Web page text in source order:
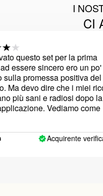
I
CI
questo set per la prima
sincero ero un po'
promessa positiva del
devo dire che i miei ricci
sani e radiosi dopo la
Vediamo come si
Acquirente verificato